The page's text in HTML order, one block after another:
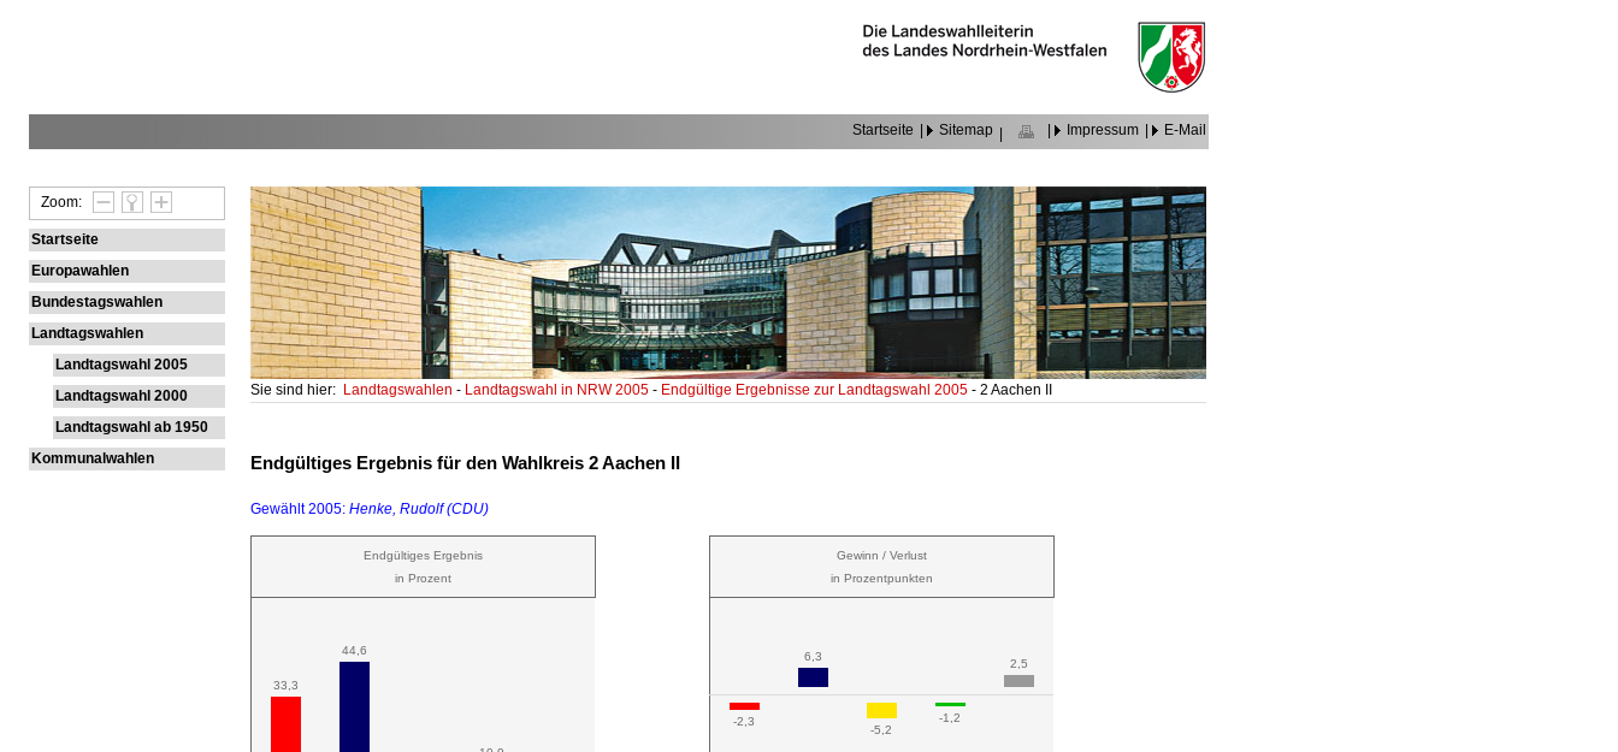
Startseite Sitemap Impressum E-Mail
Zoom:
Startseite
Europawahlen
Bundestagswahlen
Landtagswahlen
Landtagswahl 2005
Landtagswahl 2000
Landtagswahl ab 1950
Kommunalwahlen
Sie sind hier: Landtagswahlen- Landtagswahl in NRW 2005- Endgültige Ergebnisse zur Landtagswahl 2005- 2 Aachen II
Endgültiges Ergebnis für den Wahlkreis 2 Aachen II
Gewählt 2005:Henke, Rudolf (CDU)
Endgültiges Ergebnis
in Prozent
33,3
44,6
Gewinn / Verlust
in Prozentpunkten
6,3
2,5
-2,3
-5,2
-1,2